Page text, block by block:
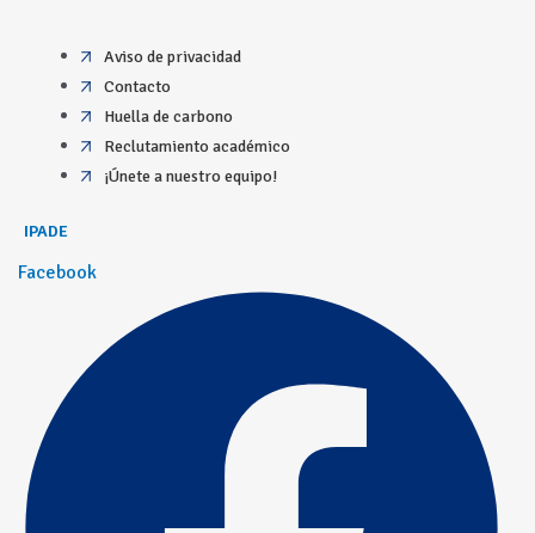
Aviso de privacidad
Contacto
Huella de carbono
Reclutamiento académico
¡Únete a nuestro equipo!
IPADE
Facebook